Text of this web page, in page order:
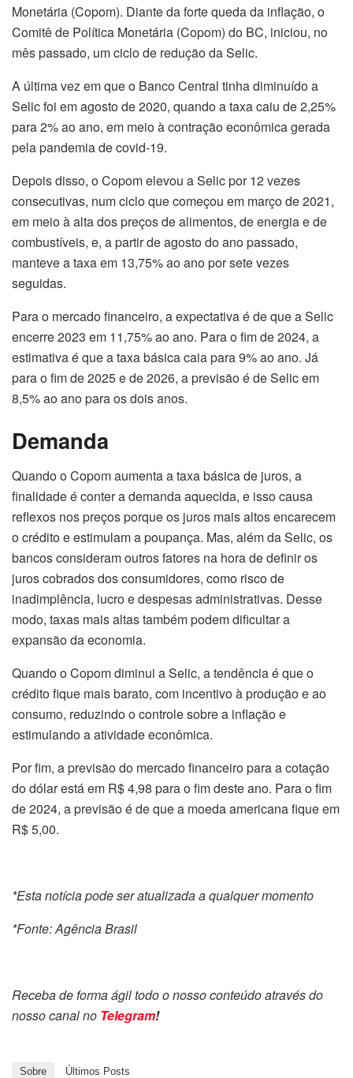
Monetária (Copom). Diante da forte queda da inflação, o
Comitê de Política Monetária (Copom) do BC, iniciou, no
mês passado, um ciclo de redução da Selic.
A última vez em que o Banco Central tinha diminuído a
Selic foi em agosto de 2020, quando a taxa caiu de 2,25%
para 2% ao ano, em meio à contração econômica gerada
pela pandemia de covid-19.
Depois disso, o Copom elevou a Selic por 12 vezes
consecutivas, num ciclo que começou em março de 2021,
em meio à alta dos preços de alimentos, de energia e de
combustíveis, e, a partir de agosto do ano passado,
manteve a taxa em 13,75% ao ano por sete vezes
seguidas.
Para o mercado financeiro, a expectativa é de que a Selic
encerre 2023 em 11,75% ao ano. Para o fim de 2024, a
estimativa é que a taxa básica caia para 9% ao ano. Já
para o fim de 2025 e de 2026, a previsão é de Selic em
8,5% ao ano para os dois anos.
Demanda
Quando o Copom aumenta a taxa básica de juros, a
finalidade é conter a demanda aquecida, e isso causa
reflexos nos preços porque os juros mais altos encarecem
o crédito e estimulam a poupança. Mas, além da Selic, os
bancos consideram outros fatores na hora de definir os
juros cobrados dos consumidores, como risco de
inadimplência, lucro e despesas administrativas. Desse
modo, taxas mais altas também podem dificultar a
expansão da economia.
Quando o Copom diminui a Selic, a tendência é que o
crédito fique mais barato, com incentivo à produção e ao
consumo, reduzindo o controle sobre a inflação e
estimulando a atividade econômica.
Por fim, a previsão do mercado financeiro para a cotação
do dólar está em R$ 4,98 para o fim deste ano. Para o fim
de 2024, a previsão é de que a moeda americana fique em
R$ 5,00.
*Esta notícia pode ser atualizada a qualquer momento
*Fonte: Agência Brasil
Receba de forma ágil todo o nosso conteúdo através do
nosso canal no Telegram!
Sobre Últimos Posts